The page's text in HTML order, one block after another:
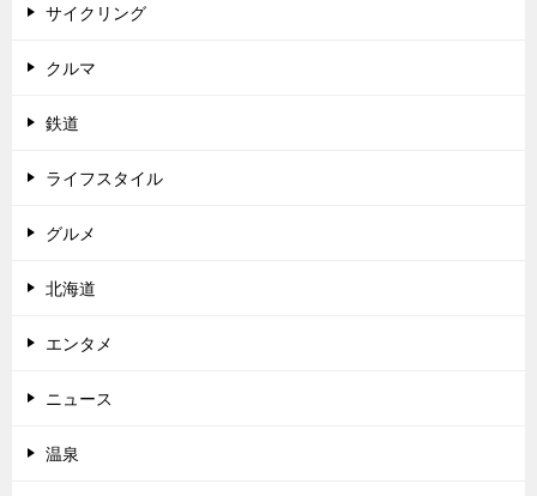
サイクリング
クルマ
鉄道
ライフスタイル
グルメ
北海道
エンタメ
ニュース
温泉